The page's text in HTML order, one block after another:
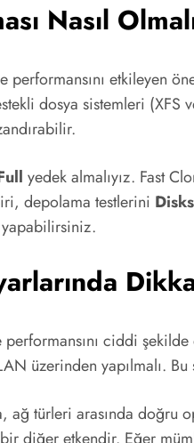
Nasıl
performansını etkileyen
dosya sistemleri (XFS
yedek almalıyız. Fast
depolama testlerini
ciddi
üzerinden yapılmalı.
ağ türleri arasında doğru